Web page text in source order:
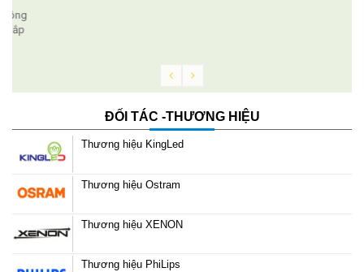
ĐỐI TÁC -THƯƠNG HIỆU
Thương hiệu KingLed
Thương hiệu Ostram
Thương hiệu XENON
Thương hiệu PhiLips